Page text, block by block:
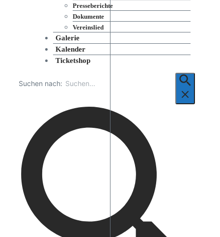
Presseberichte
Dokumente
Vereinslied
Galerie
Kalender
Ticketshop
Suchen nach: